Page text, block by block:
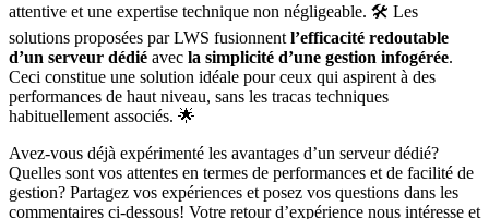
attentive et une expertise technique non négligeable. 🛠️ Les
solutions proposées par LWS fusionnent l’efficacité redoutable
d’un serveur dédié avec la simplicité d’une gestion infogérée.
Ceci constitue une solution idéale pour ceux qui aspirent à des
performances de haut niveau, sans les tracas techniques
habituellement associés. 🌟
Avez-vous déjà expérimenté les avantages d’un serveur dédié?
Quelles sont vos attentes en termes de performances et de facilité de
gestion? Partagez vos expériences et posez vos questions dans les
commentaires ci-dessous! Votre retour d’expérience nous intéresse et